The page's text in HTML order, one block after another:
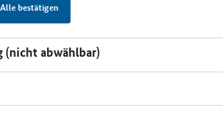
Alle bestätigen
(nicht abwählbar)